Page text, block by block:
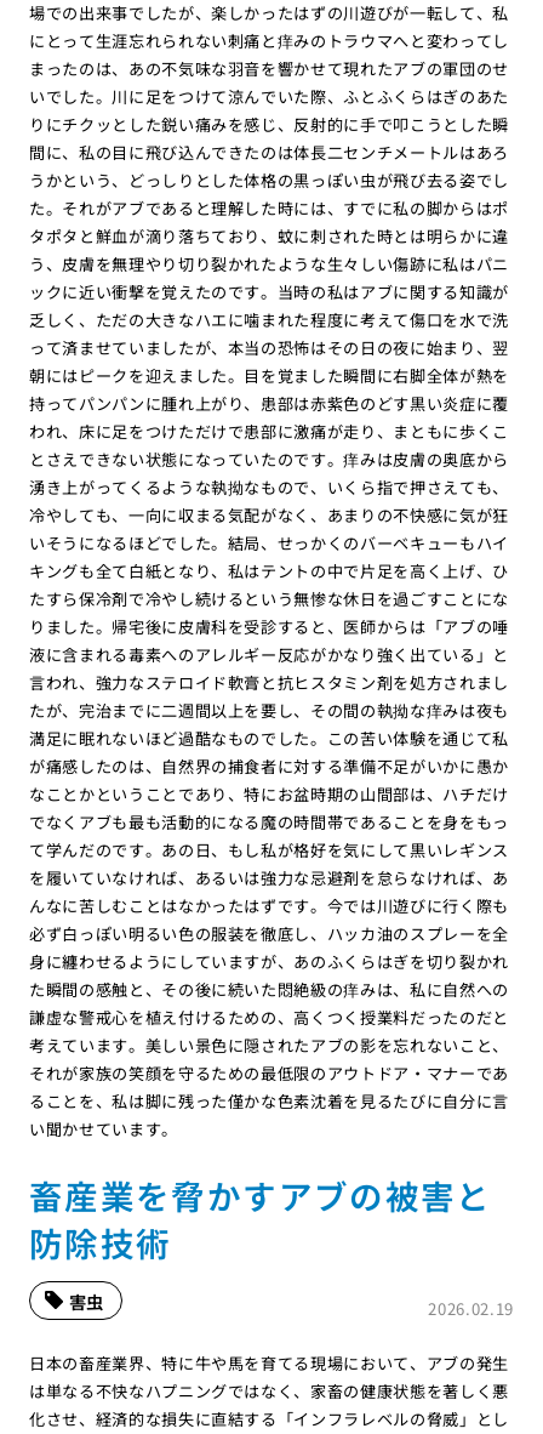
場での出来事でしたが、楽しかったはずの川遊びが一転して、私
にとって生涯忘れられない刺痛と痒みのトラウマへと変わってし
まったのは、あの不気味な羽音を響かせて現れたアブの軍団のせ
いでした。川に足をつけて涼んでいた際、ふとふくらはぎのあた
りにチクッとした鋭い痛みを感じ、反射的に手で叩こうとした瞬
間に、私の目に飛び込んできたのは体長二センチメートルはあろ
うかという、どっしりとした体格の黒っぽい虫が飛び去る姿でし
た。それがアブであると理解した時には、すでに私の脚からはポ
タポタと鮮血が滴り落ちており、蚊に刺された時とは明らかに違
う、皮膚を無理やり切り裂かれたような生々しい傷跡に私はパニ
ックに近い衝撃を覚えたのです。当時の私はアブに関する知識が
乏しく、ただの大きなハエに噛まれた程度に考えて傷口を水で洗
って済ませていましたが、本当の恐怖はその日の夜に始まり、翌
朝にはピークを迎えました。目を覚ました瞬間に右脚全体が熱を
持ってパンパンに腫れ上がり、患部は赤紫色のどす黒い炎症に覆
われ、床に足をつけただけで患部に激痛が走り、まともに歩くこ
とさえできない状態になっていたのです。痒みは皮膚の奥底から
湧き上がってくるような執拗なもので、いくら指で押さえても、
冷やしても、一向に収まる気配がなく、あまりの不快感に気が狂
いそうになるほどでした。結局、せっかくのバーベキューもハイ
キングも全て白紙となり、私はテントの中で片足を高く上げ、ひ
たすら保冷剤で冷やし続けるという無惨な休日を過ごすことにな
りました。帰宅後に皮膚科を受診すると、医師からは「アブの唾
液に含まれる毒素へのアレルギー反応がかなり強く出ている」と
言われ、強力なステロイド軟膏と抗ヒスタミン剤を処方されまし
たが、完治までに二週間以上を要し、その間の執拗な痒みは夜も
満足に眠れないほど過酷なものでした。この苦い体験を通じて私
が痛感したのは、自然界の捕食者に対する準備不足がいかに愚か
なことかということであり、特にお盆時期の山間部は、ハチだけ
でなくアブも最も活動的になる魔の時間帯であることを身をもっ
て学んだのです。あの日、もし私が格好を気にして黒いレギンス
を履いていなければ、あるいは強力な忌避剤を怠らなければ、あ
んなに苦しむことはなかったはずです。今では川遊びに行く際も
必ず白っぽい明るい色の服装を徹底し、ハッカ油のスプレーを全
身に纏わせるようにしていますが、あのふくらはぎを切り裂かれ
た瞬間の感触と、その後に続いた悶絶級の痒みは、私に自然への
謙虚な警戒心を植え付けるための、高くつく授業料だったのだと
考えています。美しい景色に隠されたアブの影を忘れないこと、
それが家族の笑顔を守るための最低限のアウトドア・マナーであ
ることを、私は脚に残った僅かな色素沈着を見るたびに自分に言
い聞かせています。
畜産業を脅かすアブの被害と
防除技術
2026.02.19
害虫
日本の畜産業界、特に牛や馬を育てる現場において、アブの発生
は単なる不快なハプニングではなく、家畜の健康状態を著しく悪
化させ、経済的な損失に直結する「インフラレベルの脅威」とし